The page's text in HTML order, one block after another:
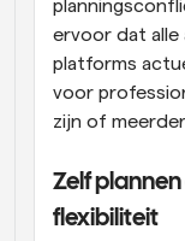
ervoor dat alle
platforms
voor
zijn of
Zelf
flexibiliteit